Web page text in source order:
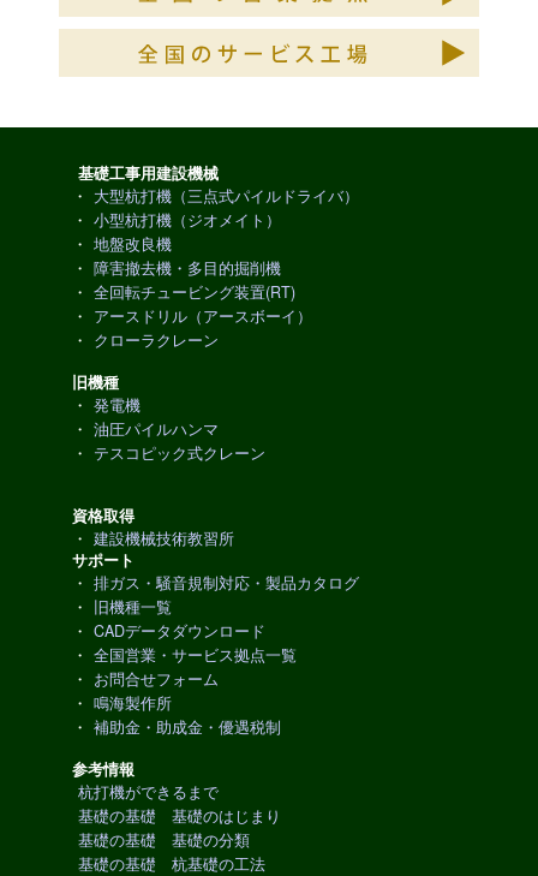
基礎工事用建設機械
・
大型杭打機（三点式パイルドライバ）
・ 小型杭打機（ジオメイト）
・ 地盤改良機
・ 障害撤去機・多目的掘削機
・ 全回転チュービング装置(RT)
・
アースドリル（アースボーイ）
・
クローラクレーン
旧機種
・ 発電機
・ 油圧パイルハンマ
・
テスコピック式クレーン
資格取得
・ 建設機械技術教習所
サポート
・ 排ガス・騒音規制対応・製品カタログ
・
旧機種一覧
・ CADデータダウンロード
・ 全国営業・サービス拠点一覧
・
お問合せフォーム
・ 鳴海製作所
・ 補助金・助成金・優遇税制
参考情報
杭打機ができるまで
基礎の基礎 基礎のはじまり
基礎の基礎 基礎の分類
基礎の基礎 杭基礎の工法